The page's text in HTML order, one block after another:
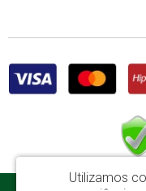
Utilizamos